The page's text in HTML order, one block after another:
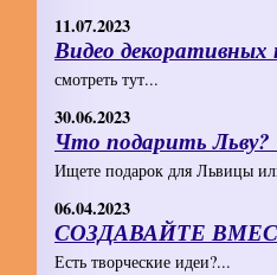
11.07.2023
Видео декоративных
смотреть тут...
30.06.2023
Что подарить
Ищете подарок для Львицы
06.04.2023
СОЗДАВАЙТЕ
Есть творческие идеи?...